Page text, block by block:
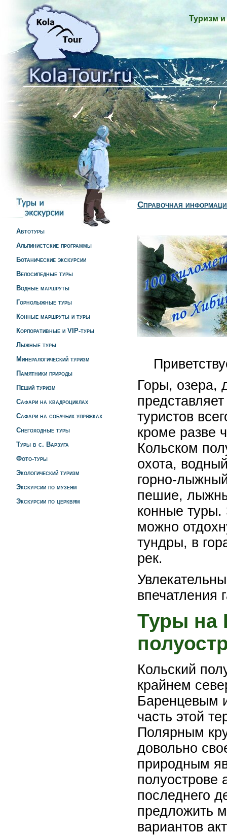
Туризм
Справочная
Автотуры
Альпинистские программы
Ботанические экскурсии
Велосипедные туры
Водные маршруты
Горнолыжные туры
Конные маршруты и туры
Корпоративные и VIP-туры
Лыжные туры
Минералогический туризм
Памятники природы
Пеший туризм
Сафари на квадроциклах
Сафари на собачьих упряжках
Снегоходные туры
Туры в с. Варзуга
Фото-туры
Экологический туризм
Экскурсии по музеям
Экскурсии по церквям
Горы, озера,
туристов
кроме разве
Кольском
охота,
горно-лыжный
пешие,
конные туры.
можно
тундры, в
рек.
впечатления
Туры на
Кольский
крайнем
Баренцевым
часть этой
Полярным
довольно
природным
полуострове
последнего
предложить
вариантов